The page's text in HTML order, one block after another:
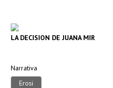
LA DECISION DE JUANA MIR
Narrativa
Erosi